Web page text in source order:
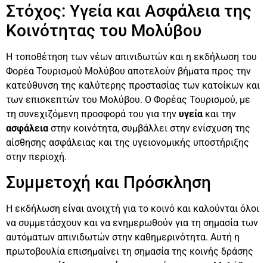
Στόχος: Υγεία και Ασφάλεια της
Κοινότητας του Μολύβου
Η τοποθέτηση των νέων απινιδωτών και η εκδήλωση του
Φορέα Τουρισμού Μολύβου αποτελούν βήματα προς την
κατεύθυνση της καλύτερης προστασίας των κατοίκων και
των επισκεπτών του Μολύβου. Ο Φορέας Τουρισμού, με
τη συνεχιζόμενη προσφορά του για την υγεία και την
ασφάλεια στην κοινότητα, συμβάλλει στην ενίσχυση της
αίσθησης ασφάλειας και της υγειονομικής υποστήριξης
στην περιοχή.
Συμμετοχή και Πρόσκληση
Η εκδήλωση είναι ανοιχτή για το κοινό και καλούνται όλοι
να συμμετάσχουν και να ενημερωθούν για τη σημασία των
αυτόματων απινιδωτών στην καθημερινότητα. Αυτή η
πρωτοβουλία επισημαίνει τη σημασία της κοινής δράσης